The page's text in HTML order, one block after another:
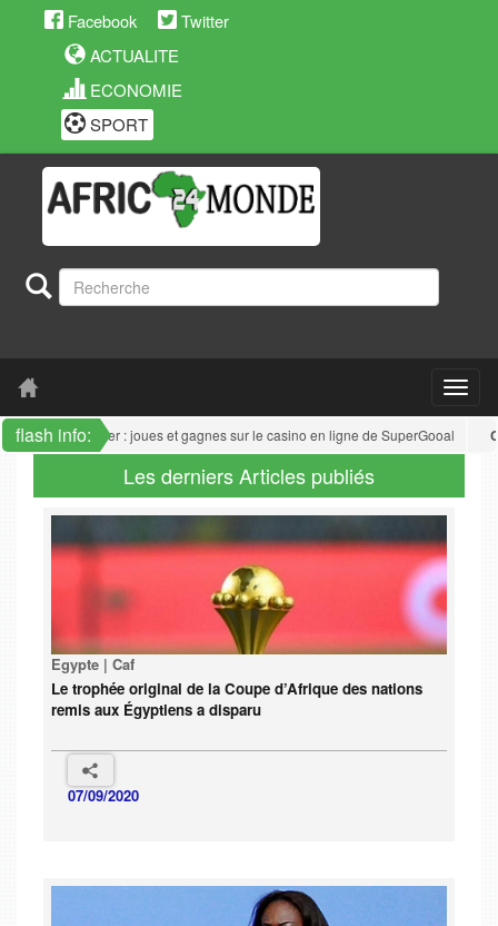
Facebook
Twitter
ACTUALITE
ECONOMIE
SPORT
flash info:
: Joker Poker : joues et gagnes sur le casino en ligne de SuperGooal
Les derniers Articles publiés
Egypte | Caf
Le trophée original de la Coupe d’Afrique des nations
remis aux Égyptiens a disparu
07/09/2020